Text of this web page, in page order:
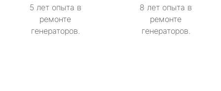
5 лет опыта в
ремонте
генераторов.
8 лет опыта в
ремонте
генераторов.